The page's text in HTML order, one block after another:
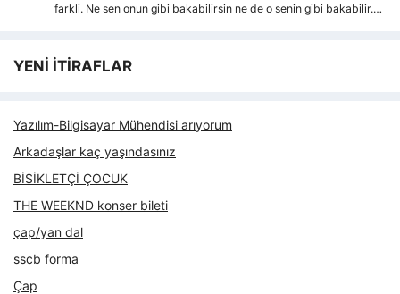
farkli. Ne sen onun gibi bakabilirsin ne de o senin gibi bakabilir.…
YENİ İTİRAFLAR
Yazılım-Bilgisayar Mühendisi arıyorum
Arkadaşlar kaç yaşındasınız
BİSİKLETÇİ ÇOCUK
THE WEEKND konser bileti
çap/yan dal
sscb forma
Çap